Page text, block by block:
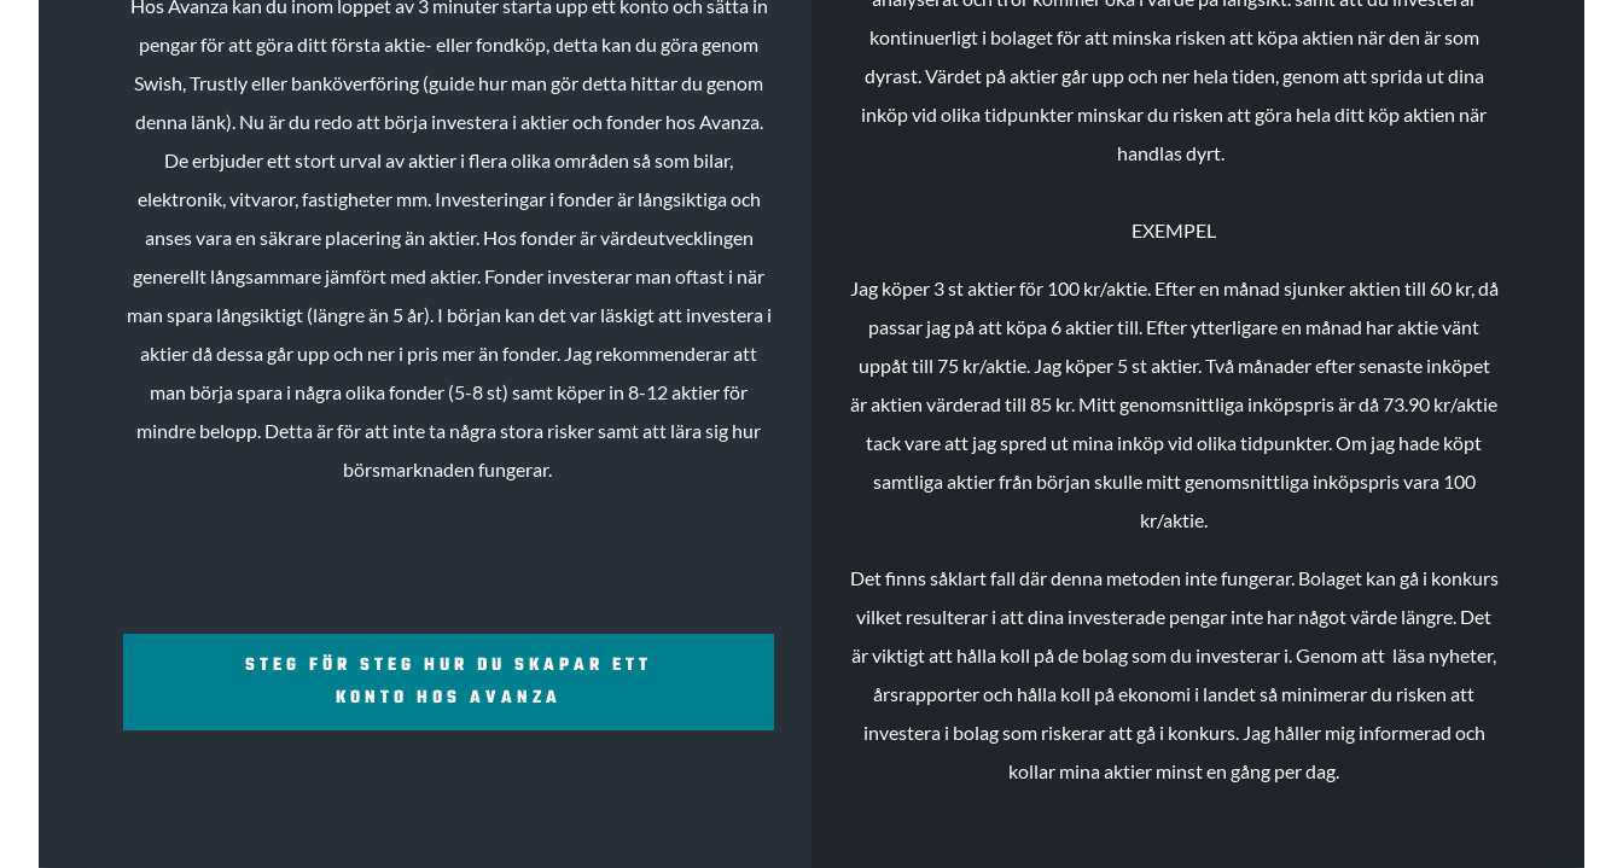
Hos Avanza kan du inom loppet av 3 minuter starta upp ett konto och sätta in
pengar för att göra ditt första aktie- eller fondköp, detta kan du göra genom
Swish, Trustly eller banköverföring (guide hur man gör detta hittar du genom
denna länk). Nu är du redo att börja investera i aktier och fonder hos Avanza.
De erbjuder ett stort urval av aktier i flera olika områden så som bilar,
elektronik, vitvaror, fastigheter mm. Investeringar i fonder är långsiktiga och
anses vara en säkrare placering än aktier. Hos fonder är värdeutvecklingen
generellt långsammare jämfört med aktier. Fonder investerar man oftast i när
man spara långsiktigt (längre än 5 år). I början kan det var läskigt att investera i
aktier då dessa går upp och ner i pris mer än fonder. Jag rekommenderar att
man börja spara i några olika fonder (5-8 st) samt köper in 8-12 aktier för
mindre belopp. Detta är för att inte ta några stora risker samt att lära sig hur
börsmarknaden fungerar.
STEG FÖR STEG HUR DU SKAPAR ETT
KONTO HOS AVANZA
kontinuerligt i bolaget för att minska risken att köpa aktien när den är som
dyrast. Värdet på aktier går upp och ner hela tiden, genom att sprida ut dina
inköp vid olika tidpunkter minskar du risken att göra hela ditt köp aktien när
handlas dyrt.
EXEMPEL
Jag köper 3 st aktier för 100 kr/aktie. Efter en månad sjunker aktien till 60 kr, då
passar jag på att köpa 6 aktier till. Efter ytterligare en månad har aktie vänt
uppåt till 75 kr/aktie. Jag köper 5 st aktier.Två månader efter senaste inköpet
är aktien värderad till 85 kr. Mitt genomsnittliga inköpspris är då 73.90 kr/aktie
tack vare att jag spred ut mina inköp vid olika tidpunkter. Om jag hade köpt
samtliga aktier från början skulle mitt genomsnittliga inköpspris vara 100
kr/aktie.
Det finns såklart fall där denna metoden inte fungerar. Bolaget kan gå i konkurs
vilket resulterar i att dina investerade pengar inte har något värde längre. Det
är viktigt att hålla koll på de bolag som du investerar i. Genom att läsa nyheter,
årsrapporter och hålla koll på ekonomi i landet så minimerar du risken att
investera i bolag som riskerar att gå i konkurs. Jag håller mig informerad och
kollar mina aktier minst en gång per dag.